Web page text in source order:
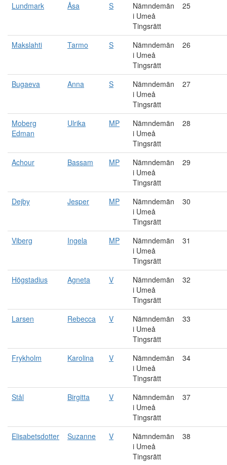
Lundmark Åsa S
Nämndemän
i Umeå
Tingsrätt
25
Makslahti Tarmo S
Nämndemän
i Umeå
Tingsrätt
26
Bugaeva Anna S
Nämndemän
i Umeå
Tingsrätt
27
Moberg
Edman
Ulrika MP
Nämndemän
i Umeå
Tingsrätt
28
Achour Bassam MP
Nämndemän
i Umeå
Tingsrätt
29
Dejby Jesper MP
Nämndemän
i Umeå
Tingsrätt
30
Viberg Ingela MP
Nämndemän
i Umeå
Tingsrätt
31
Högstadius Agneta V
Nämndemän
i Umeå
Tingsrätt
32
Larsen Rebecca V
Nämndemän
i Umeå
Tingsrätt
33
Frykholm Karolina V
Nämndemän
i Umeå
Tingsrätt
34
Stål Birgitta V
Nämndemän
i Umeå
Tingsrätt
37
Elisabetsdotter Suzanne V
Nämndemän
i Umeå
Tingsrätt
38